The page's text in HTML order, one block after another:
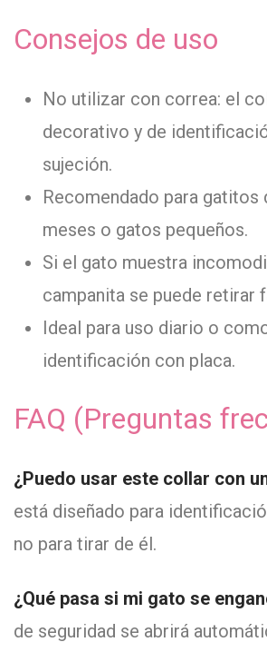
Consejos de uso
No utilizar con correa: el
decorativo y de
sujeción.
Recomendado para gatitos
meses o gatos pequeños.
Si el gato muestra
campanita se puede retirar
Ideal para uso diario o
identificación con placa.
FAQ (Preguntas
¿Puedo usar este collar con
está diseñado para
no para tirar de él.
¿Qué pasa si mi gato se
de seguridad se abrirá